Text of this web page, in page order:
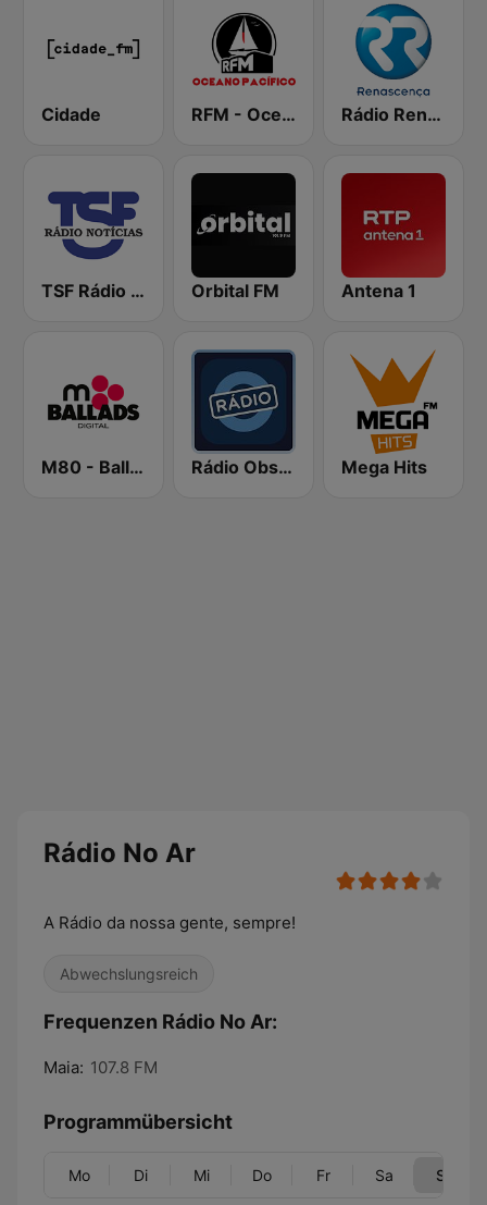
Cidade RFM - Oceano Pacífico Online Rádio Renascença
TSF Rádio Notícias Orbital FM Antena 1
M80 - Ballads Rádio Observador Mega Hits
Rádio No Ar
A Rádio da nossa gente, sempre!
Abwechslungsreich
Frequenzen Rádio No Ar:
Maia: 107.8 FM
Programmübersicht
Mo Di Mi Do Fr Sa So